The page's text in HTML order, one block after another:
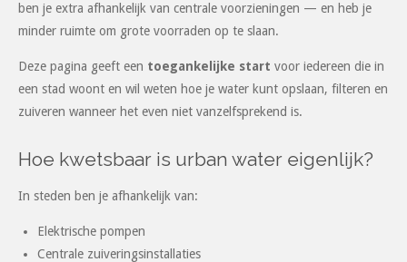
ben je extra afhankelijk van centrale voorzieningen — en heb je
minder ruimte om grote voorraden op te slaan.
Deze pagina geeft een toegankelijke start voor iedereen die in
een stad woont en wil weten hoe je water kunt opslaan, filteren en
zuiveren wanneer het even niet vanzelfsprekend is.
Hoe kwetsbaar is urban water eigenlijk?
In steden ben je afhankelijk van:
Elektrische pompen
Centrale zuiveringsinstallaties